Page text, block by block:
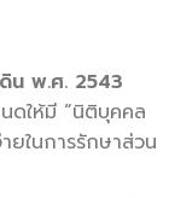
น พ.ศ. 2543
ดให้มี “นิติบุคคล
ยในการรักษาส่วน